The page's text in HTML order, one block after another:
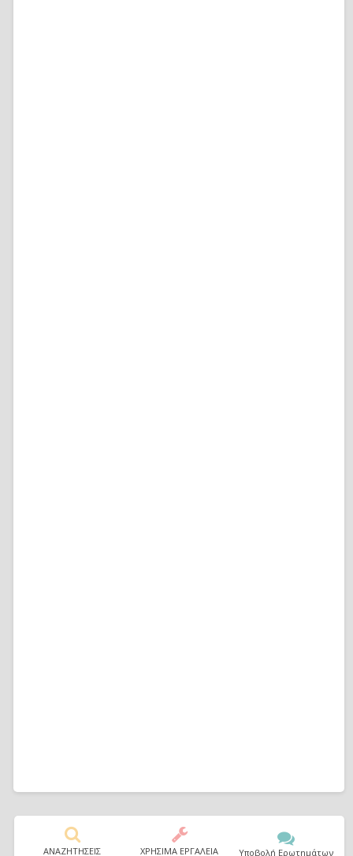
ΑΝΑΖΗΤΗΣΕΙΣ ΧΡΗΣΙΜΑ ΕΡΓΑΛΕΙΑ Υποβολή Ερωτημάτων